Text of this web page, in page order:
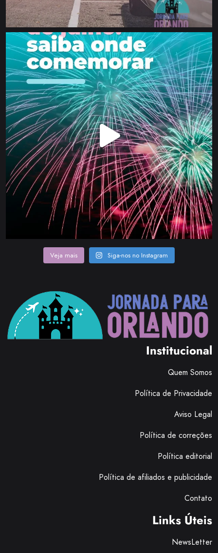
Veja mais Siga-nos no Instagram
Institucional
Quem Somos
Política de Privacidade
Aviso Legal
Política de correções
Política editorial
Política de afiliados e publicidade
Contato
Links Úteis
NewsLetter